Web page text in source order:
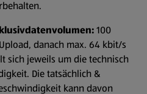
100
danach max. 64 kbit/s
sich jeweils um die technisch
Die tatsächlich &
kann davon